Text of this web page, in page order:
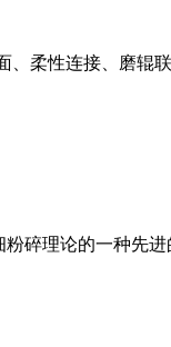
柔性连接、磨辊
碎理论的一种先